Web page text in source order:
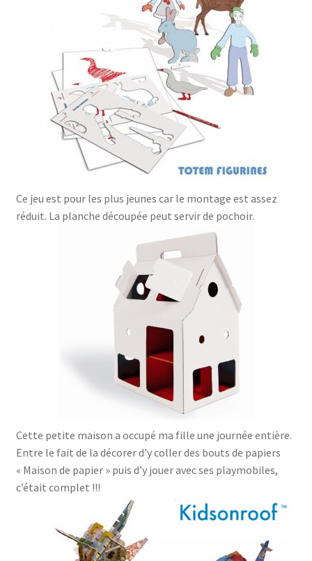
Ce jeu est pour les plus jeunes car le montage est assez
réduit. La planche découpée peut servir de pochoir.
Cette petite maison a occupé ma fille une journée entière.
Entre le fait de la décorer d’y coller des bouts de papiers
« Maison de papier » puis d’y jouer avec ses playmobiles,
c’était complet !!!